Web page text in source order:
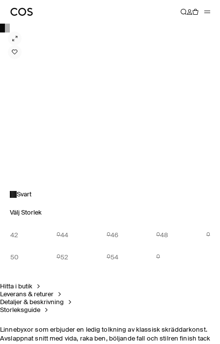
Svart
Välj Storlek
42 44 46 48
50 52 54
Hitta i butik
Leverans & returer
Detaljer & beskrivning
Storleksguide
Linnebyxor som erbjuder en ledig tolkning av klassisk skräddarkonst.
Avslappnat snitt med vida, raka ben, böljande fall och stilren finish tack